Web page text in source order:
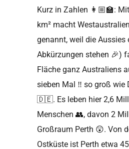
Kurz in Zahlen 👩🏼‍🏫:
km² macht
genannt, weil die
Abkürzungen stehen 🎉)
Fläche ganz Australiens
sieben Mal ‼️ so groß wie
🇩🇪. Es leben hier 2,6
Menschen 👥, davon 2
Großraum Perth 😲. Von
Ostküste ist Perth etwa